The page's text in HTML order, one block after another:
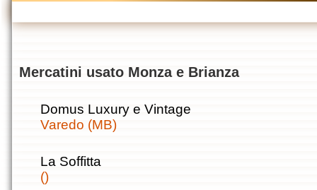
Mercatini usato Monza e Brianza
Domus Luxury e Vintage
Varedo (MB)
La Soffitta
()